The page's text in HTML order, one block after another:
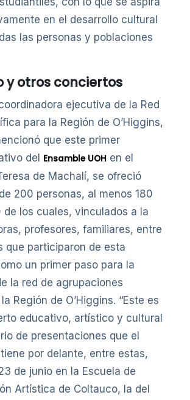
en el desarrollo cultural
las personas y poblaciones
y otros conciertos
ejecutiva de la Red
para la Región de O’Higgins,
que este primer
del Ensamble UOH en el
de Machalí, se ofreció
200 personas, al menos 180
los cuales, vinculados a la
profesores, familiares, entre
que participaron de esta
un primer paso para la
la red de agrupaciones
Región de O’Higgins. “Este es
educativo, artístico y cultural
de presentaciones que el
tiene por delante, entre estas,
de junio en la Escuela de
Artística de Coltauco, la del